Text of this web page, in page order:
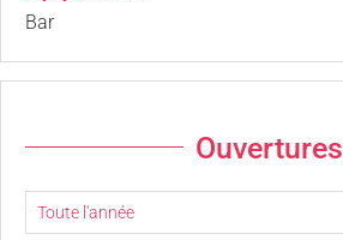
Bar
Ouvertures